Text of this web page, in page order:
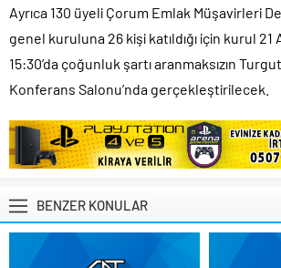
Ayrıca 130 üyeli Çorum Emlak Müşavirleri
genel kuruluna 26 kişi katıldığı için kurul 21
15:30’da çoğunluk şartı aranmaksızın
Konferans Salonu’nda gerçekleştirilecek.
BENZER KONULAR